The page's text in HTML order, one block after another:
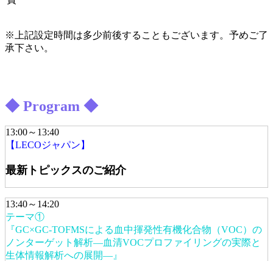
※上記設定時間は多少前後することもございます。予めご了
承下さい。
◆ Program ◆
13:00～13:40
【LECOジャパン】
最新トピックスのご紹介
13:40～14:20
テーマ①
『GC×GC-TOFMSによる血中揮発性有機化合物（VOC）の
ノンターゲット解析―血清VOCプロファイリングの実際と
生体情報解析への展開―』